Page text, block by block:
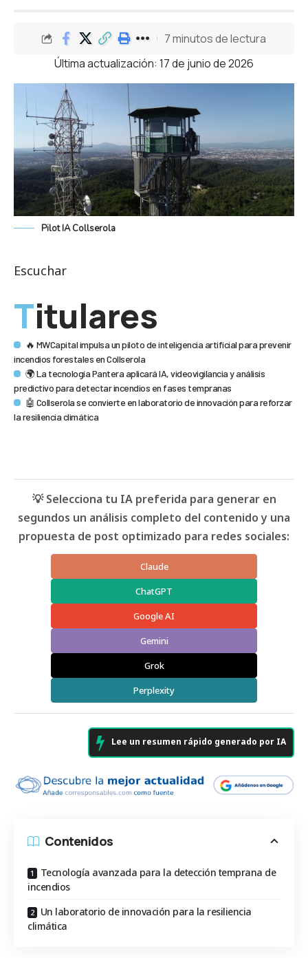
Última actualización: 17 de junio de 2026
7 minutos de lectura
Pilot IA Collserola
Escuchar
Titulares
🔥 MWCapital impulsa un piloto de inteligencia artificial para prevenir
incendios forestales en Collserola
🌍 La tecnología Pantera aplicará IA, videovigilancia y análisis
predictivo para detectar incendios en fases tempranas
🤖 Collserola se convierte en laboratorio de innovación para reforzar
la resiliencia climática
💡 Selecciona tu IA preferida para generar en
segundos un análisis completo del contenido y una
propuesta de post optimizado para redes sociales:
Claude
ChatGPT
Google AI
Gemini
Grok
Perplexity
Lee un resumen rápido generado por IA
Contenidos
Tecnología avanzada para la detección temprana de
incendios
Un laboratorio de innovación para la resiliencia
climática